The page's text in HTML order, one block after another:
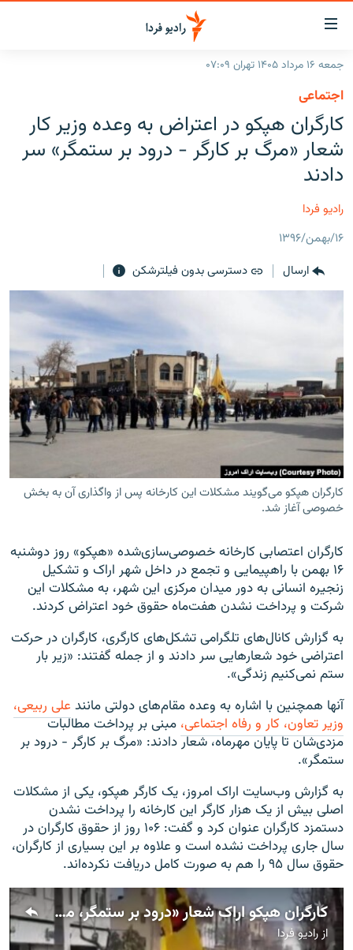
لینک‌های
قابلیت
دسترسی
بازگشت
به
منوی
اصلی
رفتن
صفحه
جستجو
ایران
جهان
رادیو
گزارش‌های ویدئویی
English
زبان‌های دیگر
جمعه ۱۶ مرداد ۱۴۰۵ تهران ۰۷:۰۹
اجتماعی
کارگران هپکو در اعتراض به وعده وزیر کار
شعار «مرگ بر کارگر - درود بر ستمگر» سر
دادند
رادیو فردا
۱۶/بهمن/۱۳۹۶
ارسال
دسترسی بدون فیلترشکن
کارگران هپکو می‌گویند مشکلات این کارخانه پس از واگذاری آن به بخش
خصوصی آغاز شد.
کارگران اعتصابی کارخانه خصوصی‌سازی‌شده «هپکو» روز دوشنبه
۱۶ بهمن با راهپیمایی و تجمع در داخل شهر اراک و تشکیل
زنجیره انسانی به دور میدان مرکزی این شهر، به مشکلات این
شرکت و پرداخت‌ نشدن هفت‌ماه حقوق خود اعتراض کردند.
به گزارش کانال‌های تلگرامی تشکل‌های کارگری، کارگران در حرکت
اعتراضی خود شعارهایی سر دادند و از جمله گفتند: «زیر بار
ستم نمی‌کنیم زندگی».
آنها همچنین با اشاره به وعده مقام‌های دولتی مانند علی ربیعی،
وزیر تعاون، کار و رفاه اجتماعی،‌ مبنی بر پرداخت مطالبات
مزدی‌شان تا پایان مهرماه، شعار دادند:‌ «مرگ بر کارگر - درود بر
ستمگر».
به گزارش وب‌سایت اراک امروز، یک کارگر هپکو، یکی از مشکلات
اصلی بیش از یک‌ هزار کارگر این کارخانه را پرداخت‌ نشدن
دستمزد کارگران عنوان کرد و گفت: ۱۰۶ روز از حقوق کارگران در
سال جاری پرداخت نشده است و علاوه بر این بسیاری از کارگران،
حقوق سال ۹۵ را هم به صورت کامل دریافت نکرده‌اند.
کارگران هپکو اراک شعار «درود بر ستمگر، مرگ بر کارگر» سر دادند
ازرادیو فردا